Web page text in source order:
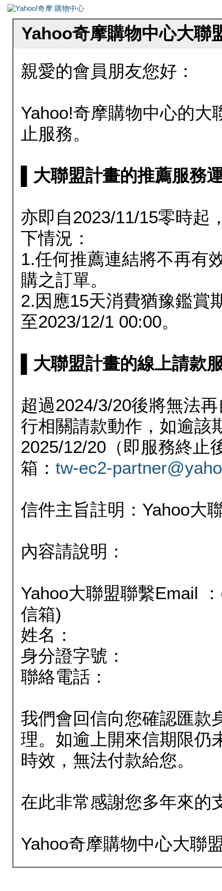
Yahoo奇摩購物中心大聯
親愛的會員朋友您好：
Yahoo!奇摩購物中心的大
止服務。
▌大聯盟計畫的推薦服務
亦即自2023/11/15零時起
下情況：
1.任何推薦連結將不再有
購之訂單。
2.因應15天消費猶豫鑑賞
至2023/12/1 00:00。
▌大聯盟計畫的線上請款
超過2024/3/20後將無法
行相關請款動作，如逾該
2025/12/20（即服務終止
箱： tw-ec2-
信件主旨註明：Yahoo大
內容請說明：
Yahoo大聯盟聯繫Email
信箱)
姓名：
身分證字號：
聯絡電話：
我們會回信向您確認匯款
理。如逾上開來信期限仍
時效，無法付款給您。
在此非常感謝您多年來的
Yahoo奇摩購物中心大